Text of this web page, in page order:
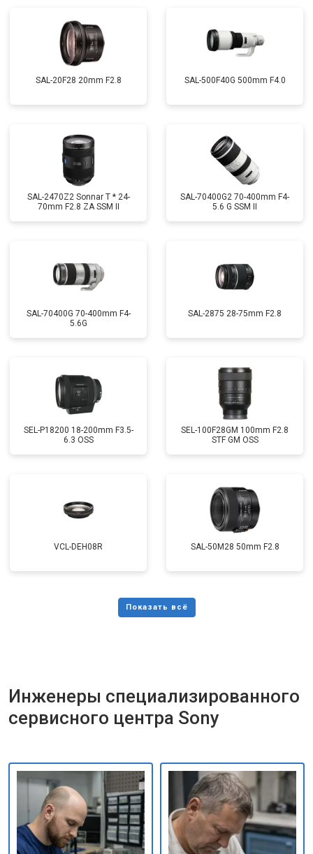
SAL-20F28 20mm F2.8 SAL-500F40G 500mm F4.0
SAL-2470Z2 Sonnar T * 24-
70mm F2.8 ZA SSM II
SAL-70400G2 70-400mm F4-
5.6 G SSM II
SAL-70400G 70-400mm F4-
5.6G
SAL-2875 28-75mm F2.8
SEL-P18200 18-200mm F3.5-
6.3 OSS
SEL-100F28GM 100mm F2.8
STF GM OSS
VCL-DEH08R SAL-50M28 50mm F2.8
Инженеры специализированного
сервисного центра Sony